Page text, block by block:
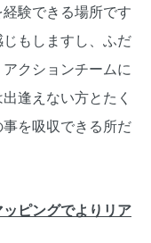
験できる場所です
もしますし、ふだ
クションチームに
逢えない方とたく
を吸収できる所だ
ピングでよりリア